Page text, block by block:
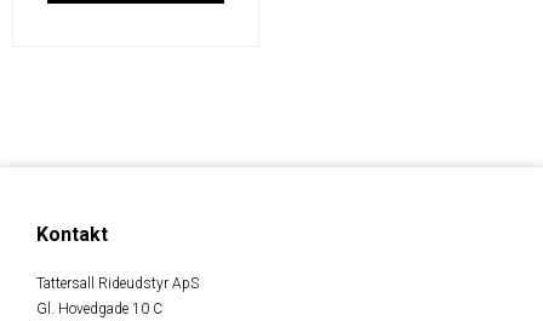
Kontakt
Tattersall Rideudstyr ApS
Gl. Hovedgade 10 C